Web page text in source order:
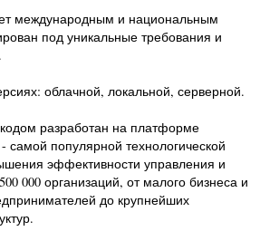
международным и национальным
под уникальные требования и
облачной, локальной, серверной.
разработан на платформе
самой популярной технологической
эффективности управления и
000 организаций, от малого бизнеса и
до крупнейших